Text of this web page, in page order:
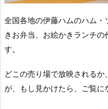
全国各地の伊藤ハムのハム
きお弁当、お絵かきランチの
す。
どこの売り場で放映される
が、もし見かけたら、ご覧に